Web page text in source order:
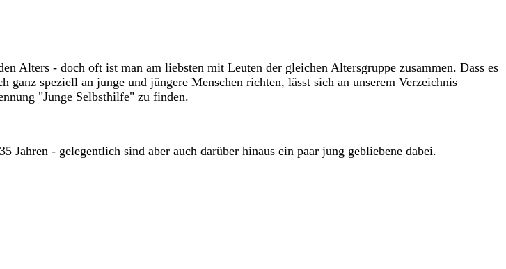
Alters - doch oft ist man am liebsten mit Leuten der gleichen Altersgruppe zusammen. Dass es
ganz speziell an junge und jüngere Menschen richten, lässt sich an unserem Verzeichnis
"Junge Selbsthilfe" zu finden.
Jahren - gelegentlich sind aber auch darüber hinaus ein paar jung gebliebene dabei.